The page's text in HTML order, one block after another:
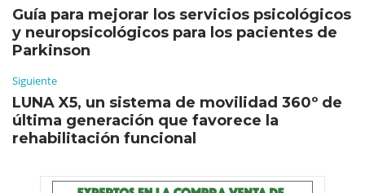
Guía para mejorar los servicios psicológicos
y neuropsicológicos para los pacientes de
Parkinson
Siguiente
LUNA X5, un sistema de movilidad 360º de
última generación que favorece la
rehabilitación funcional